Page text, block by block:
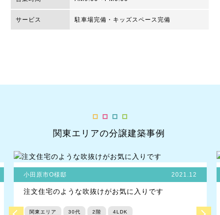
サービス 駐車場完備・キッズスペース完備
関東エリアの分譲建築事例
小田原市O様邸 2021.12
注文住宅のような吹抜けがお気に入りです
関東エリア 30代 2階 4LDK